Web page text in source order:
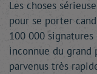
Les choses
pour se porter
100 000 signatures
inconnue du grand
parvenus très